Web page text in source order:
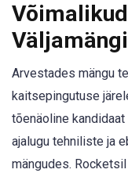
Arvestades mängu
kaitsepingutuse
tõenäoline
ajalugu tehniliste ja
mängudes.